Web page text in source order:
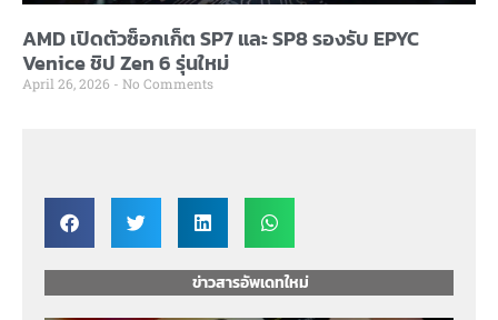
AMD เปิดตัวซ็อกเก็ต SP7 และ SP8 รองรับ EPYC
Venice ชิป Zen 6 รุ่นใหม่
April 26, 2026 No Comments
ข่าวสารอัพเดทใหม่